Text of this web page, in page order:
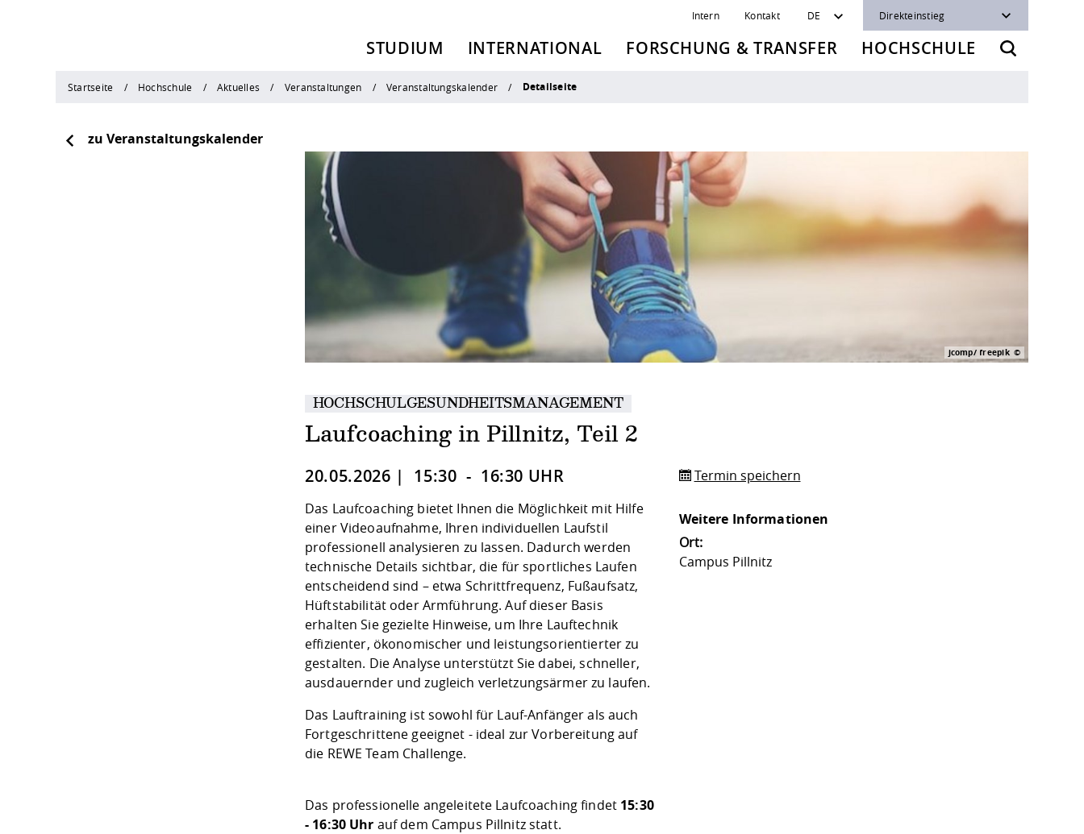
Intern Kontakt DE Direkteinstieg
STUDIUM INTERNATIONAL FORSCHUNG & TRANSFER HOCHSCHULE
Startseite Hochschule Aktuelles Veranstaltungen Veranstaltungskalender Detailseite
zu Veranstaltungskalender
jcomp/ freepik
HOCHSCHULGESUNDHEITSMANAGEMENT
Laufcoaching in Pillnitz, Teil 2
20.05.2026 | 15:30 - 16:30 UHR
Das Laufcoaching bietet Ihnen die Möglichkeit mit Hilfe
einer Videoaufnahme, Ihren individuellen Laufstil
professionell analysieren zu lassen. Dadurch werden
technische Details sichtbar, die für sportliches Laufen
entscheidend sind – etwa Schrittfrequenz, Fußaufsatz,
Hüftstabilität oder Armführung. Auf dieser Basis
erhalten Sie gezielte Hinweise, um Ihre Lauftechnik
effizienter, ökonomischer und leistungsorientierter zu
gestalten. Die Analyse unterstützt Sie dabei, schneller,
ausdauernder und zugleich verletzungsärmer zu laufen.
Das Lauftraining ist sowohl für Lauf-Anfänger als auch
Fortgeschrittene geeignet - ideal zur Vorbereitung auf
die REWE Team Challenge.
Das professionelle angeleitete Laufcoaching findet 15:30
- 16:30 Uhr auf dem Campus Pillnitz statt.
Termin speichern
Weitere Informationen
Ort:
Campus Pillnitz